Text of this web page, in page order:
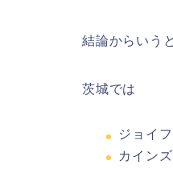
結論からいうと
茨城では
ジョイ
カインズ